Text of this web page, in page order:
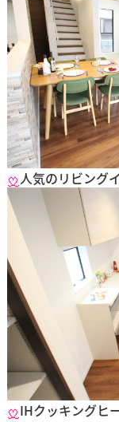
人気のリビング
IHクッキングヒ